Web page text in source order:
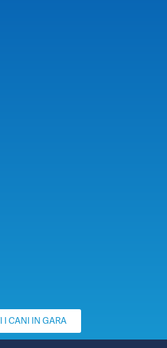
I CANI IN GARA